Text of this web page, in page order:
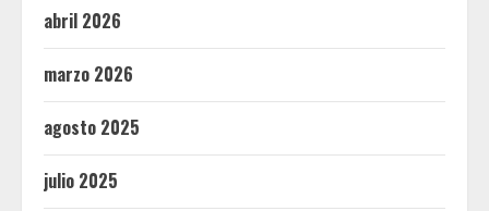
abril 2026
marzo 2026
agosto 2025
julio 2025